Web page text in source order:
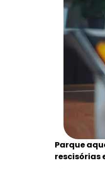
Parque
rescisórias